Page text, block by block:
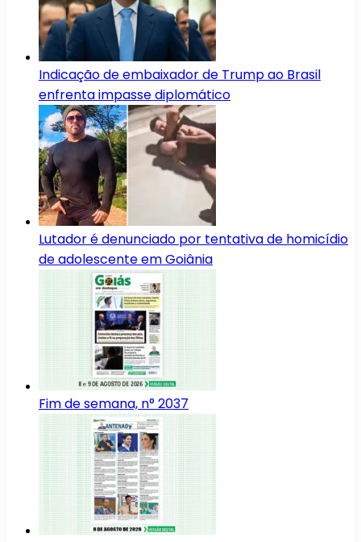
Indicação de embaixador de Trump ao Brasil
enfrenta impasse diplomático
Lutador é denunciado por tentativa de homicídio
de adolescente em Goiânia
Fim de semana, n° 2037